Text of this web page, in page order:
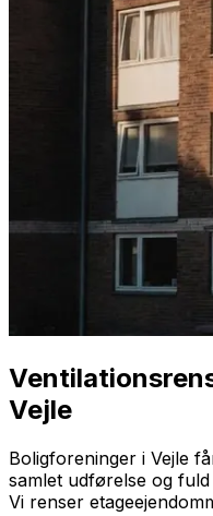
Vejle
Boligforeninger i Vejle
samlet udførelse og
Vi renser